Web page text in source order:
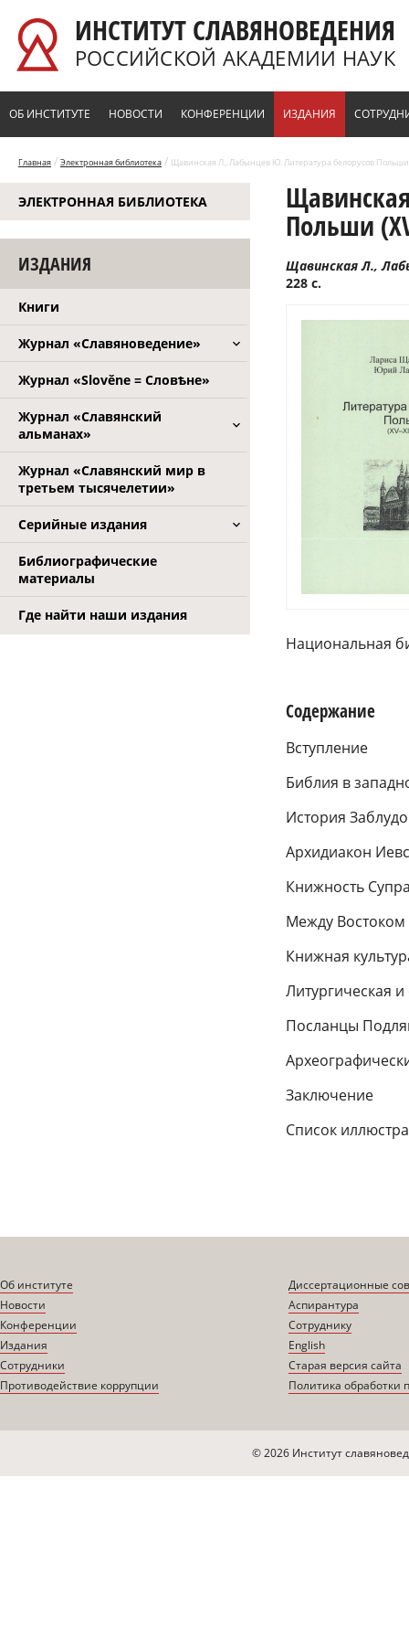
ИНСТИТУТ СЛАВЯНОВЕДЕНИЯ
РОССИЙСКОЙ АКАДЕМИИ НАУК
ОБ ИНСТИТУТЕ НОВОСТИ КОНФЕРЕНЦИИ ИЗДАНИЯ
Главная / Электронная библиотека / Щавинская Л., Лабынцев Ю. Литература белорусов Польши
ЭЛЕКТРОННАЯ БИБЛИОТЕКА
ИЗДАНИЯ
Книги
Журнал «Славяноведение»
Журнал «Slověne = Словѣне»
Журнал «Славянский
альманах»
Журнал «Славянский мир в
третьем тысячелетии»
Серийные издания
Библиографические
материалы
Где найти наши издания
Польши
Щавинская Л.,
228 с.
Национальная
Содержание
Вступление
Библия в
История
Архидиакон
Книжность
Между
Книжная
Литургическая и
Посланцы
Заключение
Список
Об институте
Новости
Конференции
Издания
Сотрудники
Противодействие коррупции
Диссертационные
Аспирантура
Сотруднику
English
Старая версия сайта
Политика обработки
© 2026 Институт